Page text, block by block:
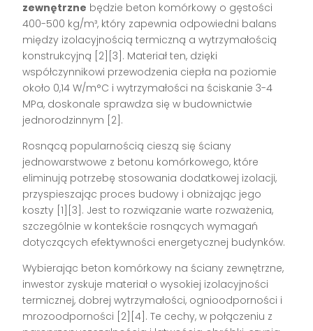
zewnętrzne będzie beton komórkowy o gęstości
400-500 kg/m³, który zapewnia odpowiedni balans
między izolacyjnością termiczną a wytrzymałością
konstrukcyjną [2][3]. Materiał ten, dzięki
współczynnikowi przewodzenia ciepła na poziomie
około 0,14 W/m°C i wytrzymałości na ściskanie 3-4
MPa, doskonale sprawdza się w budownictwie
jednorodzinnym [2].
Rosnącą popularnością cieszą się ściany
jednowarstwowe z betonu komórkowego, które
eliminują potrzebę stosowania dodatkowej izolacji,
przyspieszając proces budowy i obniżając jego
koszty [1][3]. Jest to rozwiązanie warte rozważenia,
szczególnie w kontekście rosnących wymagań
dotyczących efektywności energetycznej budynków.
Wybierając beton komórkowy na ściany zewnętrzne,
inwestor zyskuje materiał o wysokiej izolacyjności
termicznej, dobrej wytrzymałości, ognioodporności i
mrozoodporności [2][4]. Te cechy, w połączeniu z